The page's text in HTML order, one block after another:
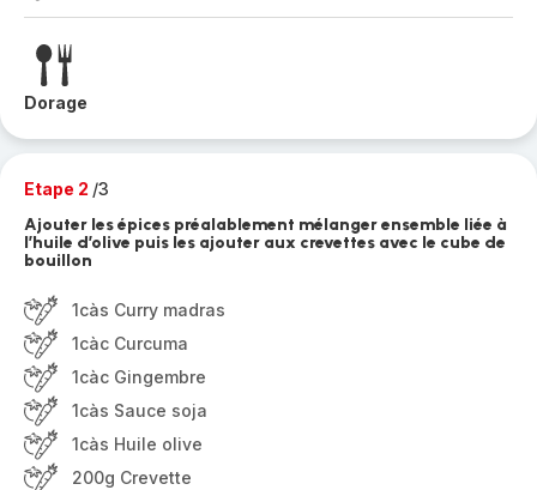
Dorage
Etape 2 /3
Ajouter les épices préalablement mélanger ensemble liée à
l’huile d’olive puis les ajouter aux crevettes avec le cube de
bouillon
1càs Curry madras
1càc Curcuma
1càc Gingembre
1càs Sauce soja
1càs Huile olive
200g Crevette